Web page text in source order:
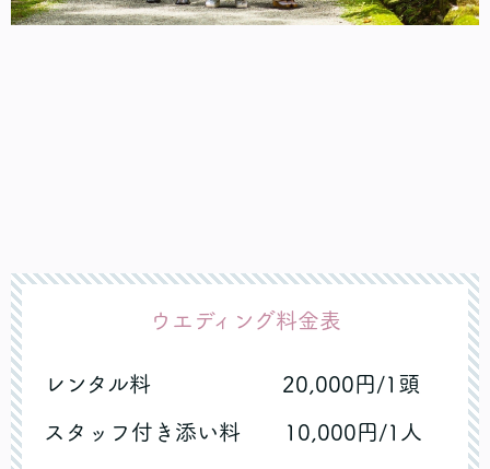
ウエディング料金表
レンタル料 20,000円/1頭
スタッフ付き添い料 10,000円/1人